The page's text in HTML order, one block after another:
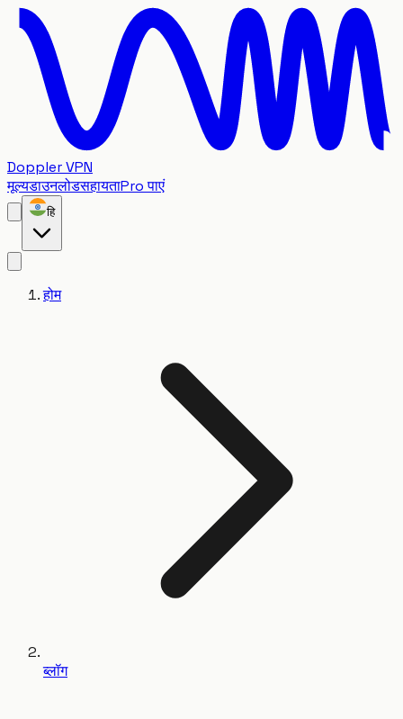
Doppler VPN
मूल्यडाउनलोडसहायताPro पाएं
हि
होम
ब्लॉग